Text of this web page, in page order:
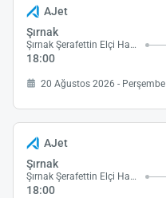
AJet
Şırnak
Şırnak Şerafettin Elçi Havalimanı
18:00
20 Ağustos 2026 - Perşembe
AJet
Şırnak
Şırnak Şerafettin Elçi Havalimanı
18:00